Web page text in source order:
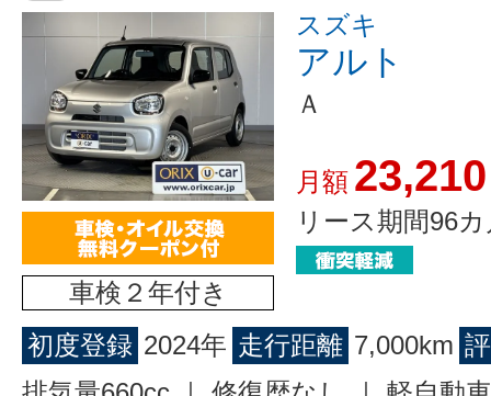
車検２年付き
スズキ
アルト
Ａ
月額 23,210
リース期間96
初度登録 2024年 走行距離 7,000km